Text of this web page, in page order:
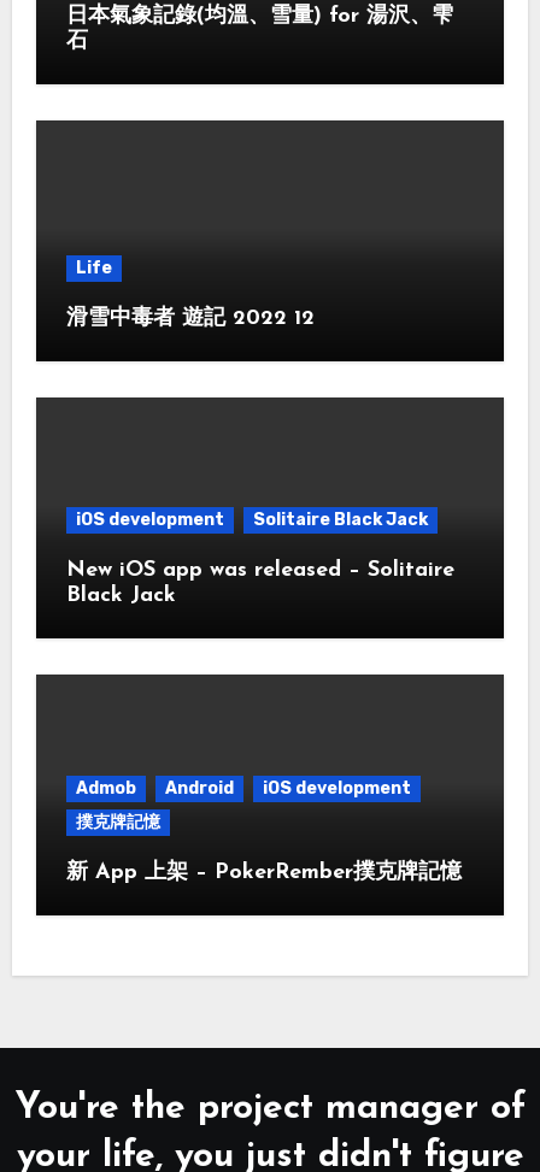
日本氣象記錄(均溫、雪量) for 湯沢、雫
石
Life
滑雪中毒者 遊記 2022 12
iOS development Solitaire Black Jack
New iOS app was released – Solitaire
Black Jack
Admob Android
iOS development
撲克牌記憶
新 App 上架 – PokerRember撲克牌記憶
You're the project manager of
your life, you just didn't figure